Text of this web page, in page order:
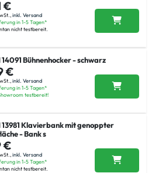
€
inkl. Versand
in 1-5 Tagen*
nicht testbereit.
14091 Bühnenhocker - schwarz
€
inkl. Versand
in 1-5 Tagen*
testbereit!
13981 Klavierbank mit genoppter
- Bank s
€
inkl. Versand
in 1-5 Tagen*
nicht testbereit.